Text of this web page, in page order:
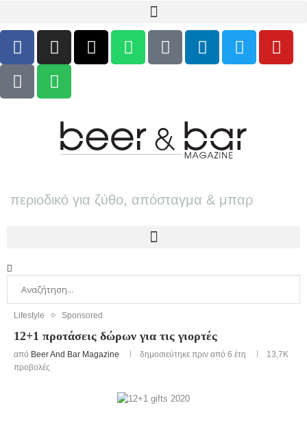
περιοδικό για ζύθο, απόσταγμα & μπαρ
Lifestyle Sponsored
12+1 προτάσεις δώρων για τις γιορτές
από Beer And Bar Magazine δημοσιεύτηκε πριν από 6 έτη
13,7K
προβολές